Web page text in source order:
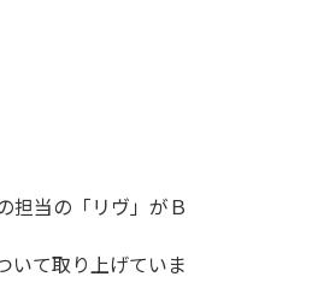
担当の「リヴ」がＢ
いて取り上げていま